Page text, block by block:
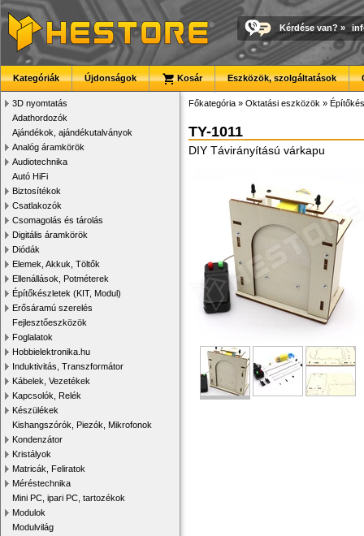
Kérdése van? »
Kategóriák Újdonságok Kosár Eszközök, szolgáltatások
3D nyomtatás
Adathordozók
Ajándékok, ajándékutalványok
Analóg áramkörök
Audiotechnika
Autó HiFi
Biztosítékok
Csatlakozók
Csomagolás és tárolás
Digitális áramkörök
Diódák
Elemek, Akkuk, Töltők
Ellenállások, Potméterek
Építőkészletek (KIT, Modul)
Erősáramú szerelés
Fejlesztőeszközök
Foglalatok
Hobbielektronika.hu
Induktivitás, Transzformátor
Kábelek, Vezetékek
Kapcsolók, Relék
Készülékek
Kishangszórók, Piezók, Mikrofonok
Kondenzátor
Kristályok
Matricák, Feliratok
Méréstechnika
Mini PC, ipari PC, tartozékok
Modulok
Modulvilág
Főkategória » Oktatási eszközök »
TY-1011
DIY Távirányítású várkapu